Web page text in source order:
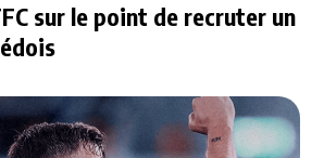
sur le point de recruter un